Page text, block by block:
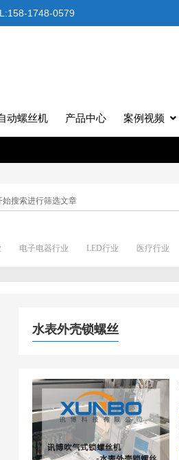
1748-0579
动螺丝机 产品中心 案例视频
搜索进行筛选文章
电子电器行业 LED行业 医疗行业
水表外壳锁螺丝